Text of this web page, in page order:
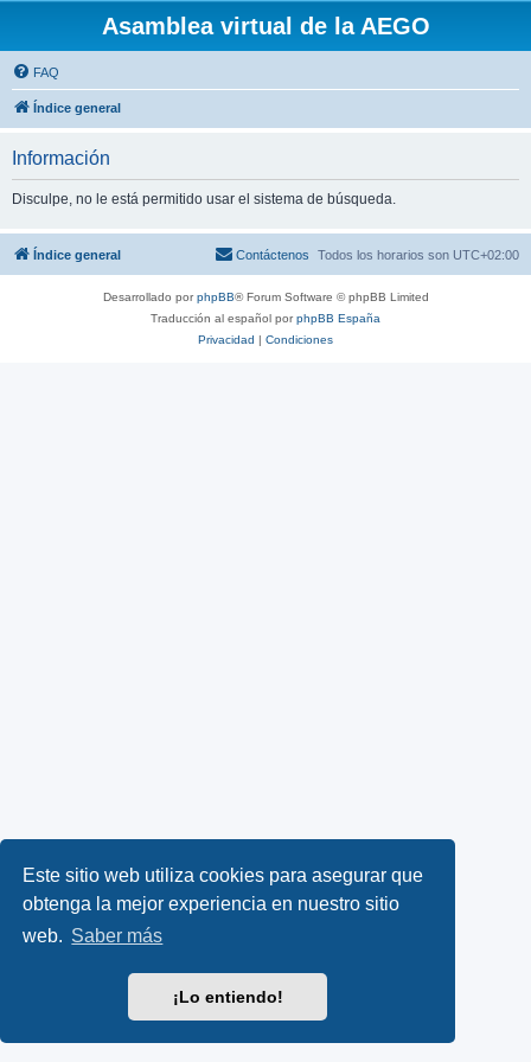
Este sitio web utiliza cookies para asegurar que
obtenga la mejor experiencia en nuestro sitio
web. Saber más
¡Lo entiendo!
Asamblea virtual de la AEGO
FAQ
Índice general
Información
Disculpe, no le está permitido usar el sistema de búsqueda.
Índice general Todos los horarios son UTC+02:00
Contáctenos
Desarrollado porphpBB® Forum Software © phpBB Limited
Traducción al español porphpBB España
Privacidad | Condiciones